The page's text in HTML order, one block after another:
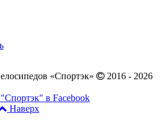
«Спортэк»
2016 - 2026
Наверх